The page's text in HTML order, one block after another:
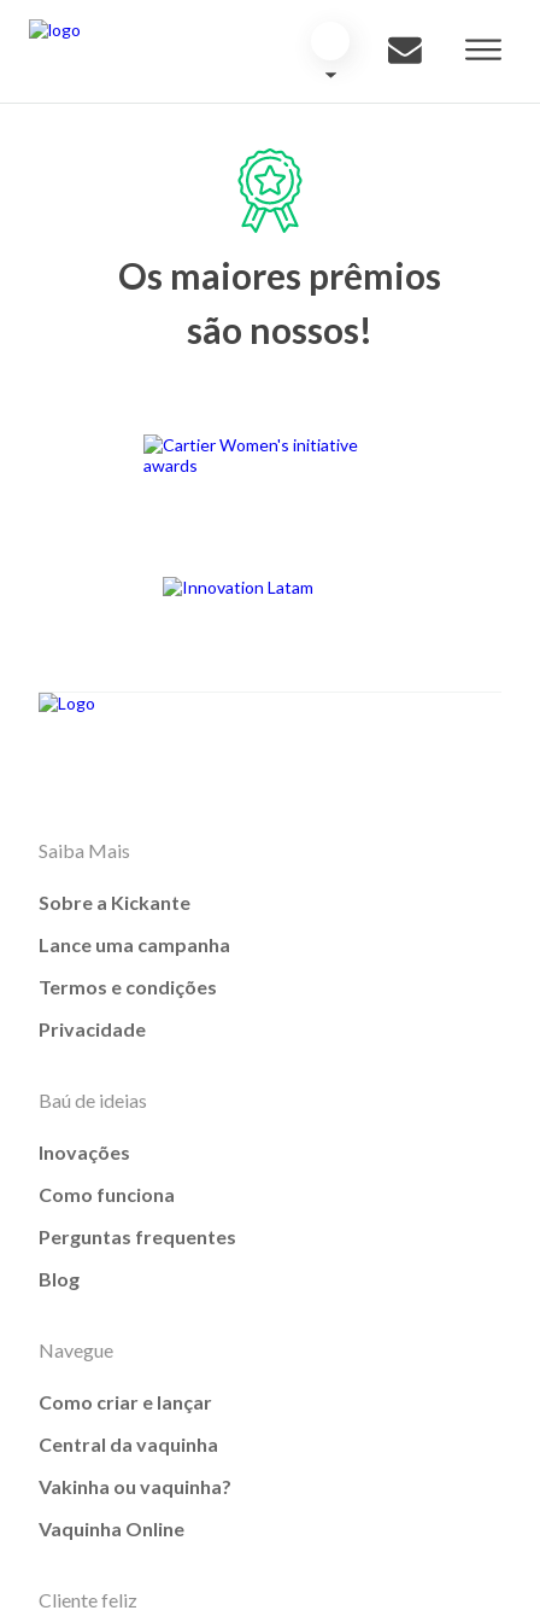
Os maiores prêmios
são nossos!
Saiba Mais
Sobre a Kickante
Lance uma campanha
Termos e condições
Privacidade
Baú de ideias
Inovações
Como funciona
Perguntas frequentes
Blog
Navegue
Como criar e lançar
Central da vaquinha
Vakinha ou vaquinha?
Vaquinha Online
Cliente feliz